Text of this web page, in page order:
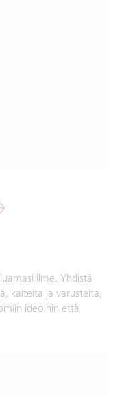
ilme. Yhdistä
kaiteita ja varusteita,
ideoihin että